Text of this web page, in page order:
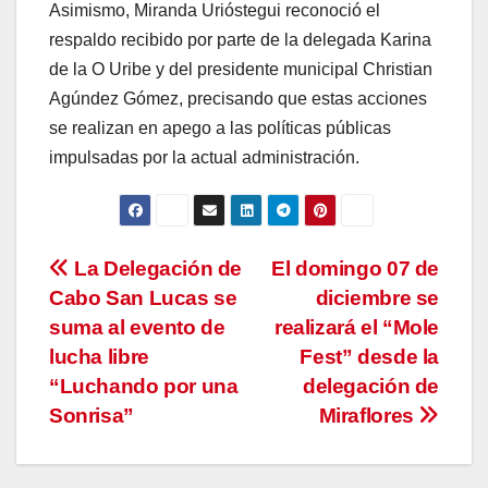
Asimismo, Miranda Urióstegui reconoció el
respaldo recibido por parte de la delegada Karina
de la O Uribe y del presidente municipal Christian
Agúndez Gómez, precisando que estas acciones
se realizan en apego a las políticas públicas
impulsadas por la actual administración.
Navegación
de
entradas
El domingo 07 de
diciembre se
realizará el “Mole
Fest” desde la
delegación de
Miraflores
La Delegación de
Cabo San Lucas se
suma al evento de
lucha libre
“Luchando por una
Sonrisa”